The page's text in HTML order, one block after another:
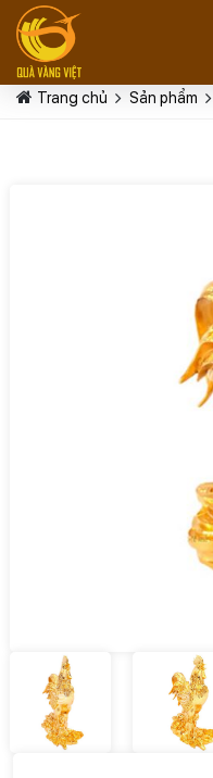
Trang chủ Sản phẩm